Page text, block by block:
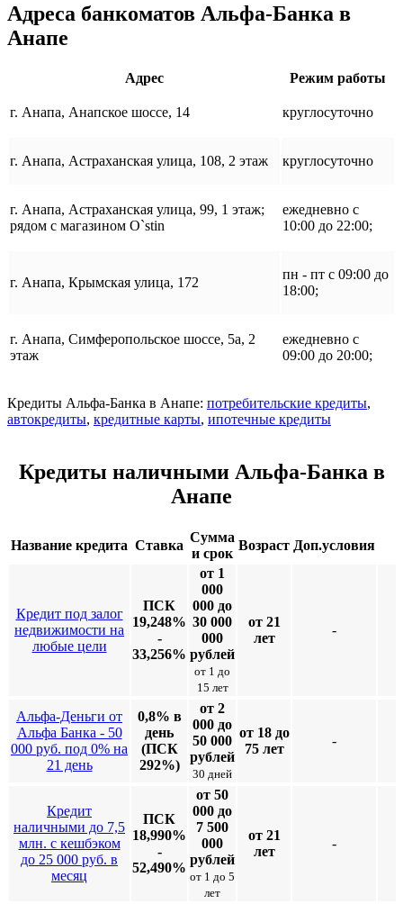
Адреса банкоматов Альфа-Банка в
Анапе
Адрес Режим работы
г. Анапа, Анапское шоссе, 14 круглосуточно
г. Анапа, Астраханская улица, 108, 2 этаж круглосуточно
г. Анапа, Астраханская улица, 99, 1 этаж;
рядом с магазином O`stin
ежедневно с
10:00 до 22:00;
г. Анапа, Крымская улица, 172
пн - пт с 09:00 до
18:00;
г. Анапа, Симферопольское шоссе, 5а, 2
этаж
ежедневно с
09:00 до 20:00;
Кредиты Альфа-Банка в Анапе: потребительские кредиты,
автокредиты, кредитные карты, ипотечные кредиты
Кредиты наличными Альфа-Банка в
Анапе
Название кредита Ставка
Сумма
и срок
Возраст Доп.условия
Кредит под залог
недвижимости на
любые цели
ПСК
19,248%
-
33,256%
от 1
000
000 до
30 000
000
рублей
от 1 до
15 лет
от 21
лет
-
Альфа-Деньги от
Альфа Банка - 50
000 руб. под 0% на
21 день
0,8% в
день
(ПСК
292%)
от 2
000 до
50 000
рублей
30 дней
от 18 до
75 лет
-
Кредит
наличными до 7,5
млн. с кешбэком
до 25 000 руб. в
месяц
ПСК
18,990%
-
52,490%
от 50
000 до
7 500
000
рублей
от 1 до 5
лет
от 21
лет
-